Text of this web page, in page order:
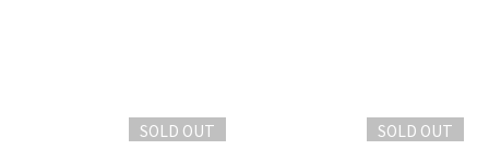
SOLD OUT
SOLD OUT